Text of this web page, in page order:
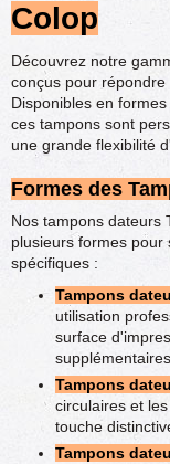
Colop
Découvrez notre
conçus pour répondre
Disponibles en
ces tampons sont
une grande flexibilité
Formes des
Nos tampons dateurs
plusieurs formes
spécifiques :
Tampons
utilisation
surface
supplémentaires.
Tampons
circulaires et
touche
Tampons